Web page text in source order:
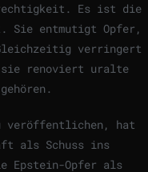
Es ist die
Sie entmutigt Opfer,
verringert
sie renoviert uralte
veröffentlichen, hat
als Schuss ins
Epstein-Opfer als